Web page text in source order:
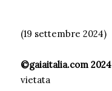
o
l
a
(19 settembre 2024)
©gaiaitalia.com 2024
vietata